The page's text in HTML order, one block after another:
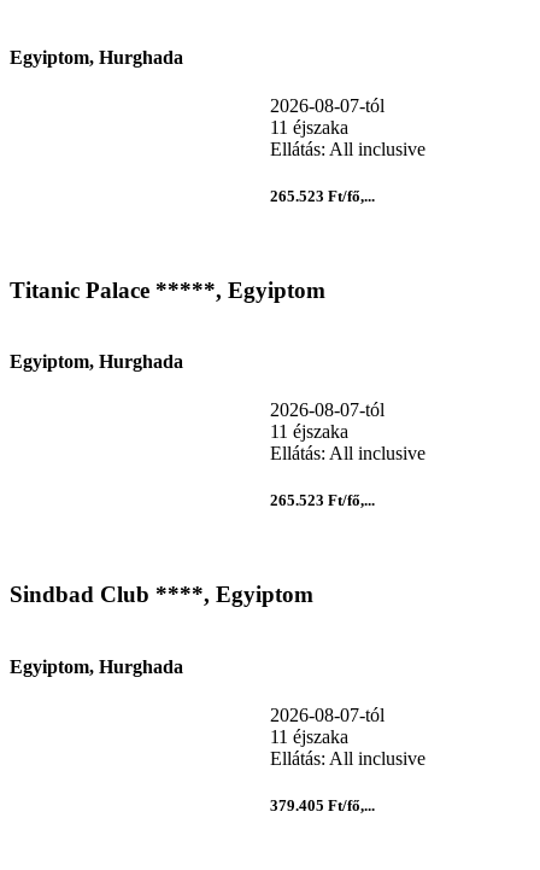
Egyiptom, Hurghada
2026-08-07-tól
11 éjszaka
Ellátás: All inclusive
265.523 Ft/fő,...
Titanic Palace *****, Egyiptom
Egyiptom, Hurghada
2026-08-07-tól
11 éjszaka
Ellátás: All inclusive
265.523 Ft/fő,...
Sindbad Club ****, Egyiptom
Egyiptom, Hurghada
2026-08-07-tól
11 éjszaka
Ellátás: All inclusive
379.405 Ft/fő,...